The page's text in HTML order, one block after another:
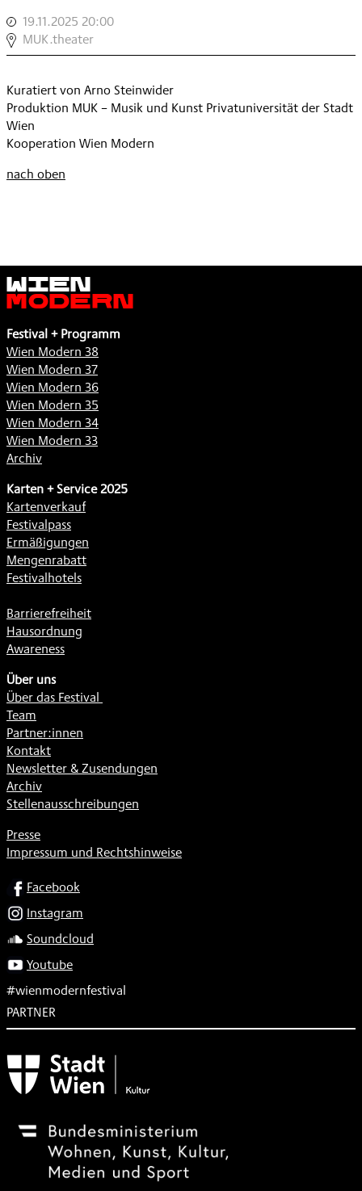
19.11.2025 20:00
ENSEMBLE
IONISATION
,
MUK.theater
Kuratiert von Arno Steinwider
Produktion MUK – Musik und Kunst Privatuniversität der Stadt
Wien
Kooperation Wien Modern
nach oben
Wien
Modern
Festival + Programm
Wien Modern 38
Wien Modern 37
Wien Modern 36
Wien Modern 35
Wien Modern 34
Wien Modern 33
Archiv
Karten + Service 2025
Kartenverkauf
Festivalpass
Ermäßigungen
Mengenrabatt
Festivalhotels
Barrierefreiheit
Hausordnung
Awareness
Über uns
Über das Festival
Team
Partner:innen
Kontakt
Newsletter & Zusendungen
Archiv
Stellenausschreibungen
Presse
Impressum und Rechtshinweise
SOCIALFacebook
Instagram
Soundcloud
Youtube
#wienmodernfestival
PARTNER
Subventionsgeber